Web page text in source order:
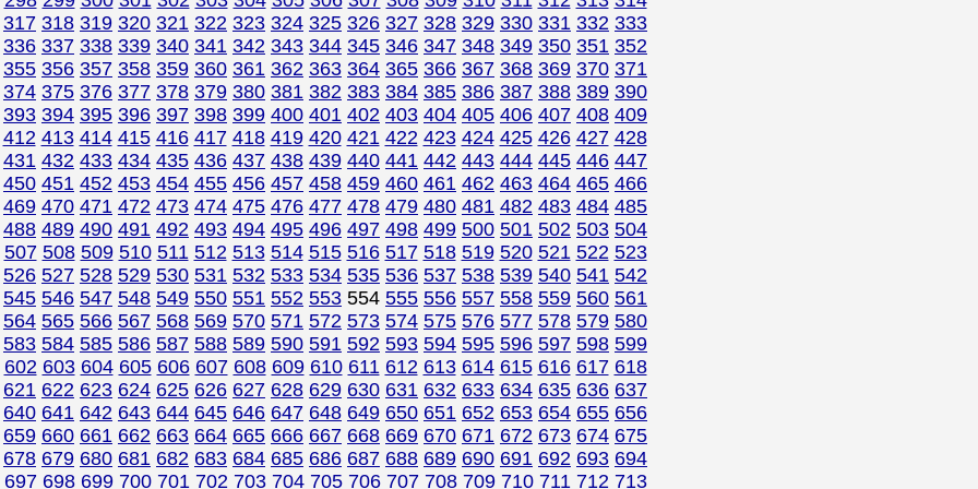
317 318 319 320 321 322 323 324 325 326 327 328 329 330 331 332 333
336 337 338 339 340 341 342 343 344 345 346 347 348 349 350 351 352
355 356 357 358 359 360 361 362 363 364 365 366 367 368 369 370 371
374 375 376 377 378 379 380 381 382 383 384 385 386 387 388 389 390
393 394 395 396 397 398 399 400 401 402 403 404 405 406 407 408 409
412 413 414 415 416 417 418 419 420 421 422 423 424 425 426 427 428
431 432 433 434 435 436 437 438 439 440 441 442 443 444 445 446 447
450 451 452 453 454 455 456 457 458 459 460 461 462 463 464 465 466
469 470 471 472 473 474 475 476 477 478 479 480 481 482 483 484 485
488 489 490 491 492 493 494 495 496 497 498 499 500 501 502 503 504
507 508 509 510 511 512 513 514 515 516 517 518 519 520 521 522 523
526 527 528 529 530 531 532 533 534 535 536 537 538 539 540 541 542
545 546 547 548 549 550 551 552 553 554 555 556 557 558 559 560 561
564 565 566 567 568 569 570 571 572 573 574 575 576 577 578 579 580
583 584 585 586 587 588 589 590 591 592 593 594 595 596 597 598 599
602 603 604 605 606 607 608 609 610 611 612 613 614 615 616 617 618
621 622 623 624 625 626 627 628 629 630 631 632 633 634 635 636 637
640 641 642 643 644 645 646 647 648 649 650 651 652 653 654 655 656
659 660 661 662 663 664 665 666 667 668 669 670 671 672 673 674 675
678 679 680 681 682 683 684 685 686 687 688 689 690 691 692 693 694
697 698 699 700 701 702 703 704 705 706 707 708 709 710 711 712 713